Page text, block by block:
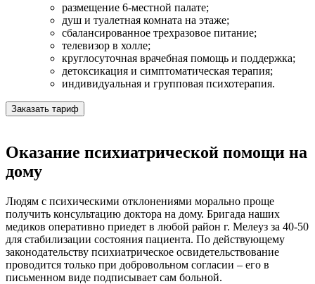
размещение 6-местной палате;
душ и туалетная комната на этаже;
сбалансированное трехразовое питание;
телевизор в холле;
круглосуточная врачебная помощь и поддержка;
детоксикация и симптоматическая терапия;
индивидуальная и групповая психотерапия.
Заказать тариф
Оказание психиатрической помощи на
дому
Людям с психическими отклонениями морально проще
получить консультацию доктора на дому. Бригада наших
медиков оперативно приедет в любой район г. Мелеуз за 40-50
для стабилизации состояния пациента. По действующему
законодательству психиатрическое освидетельствование
проводится только при добровольном согласии – его в
письменном виде подписывает сам больной.